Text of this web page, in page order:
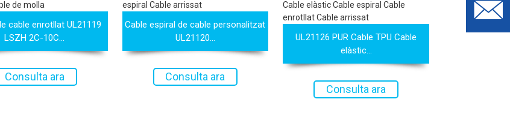
cable enrotllat UL21119
LSZH 2C-10C...
Consulta ara
Cable espiral de cable personalitzat
UL21120...
Consulta ara
UL21126 PUR Cable TPU Cable
elàstic...
Consulta ara